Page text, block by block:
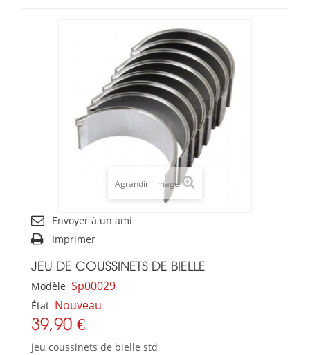
Agrandir l'image
Envoyer à un ami
Imprimer
JEU DE COUSSINETS DE BIELLE
Modèle Sp00029
État Nouveau
39,90 €
jeu coussinets de bielle std